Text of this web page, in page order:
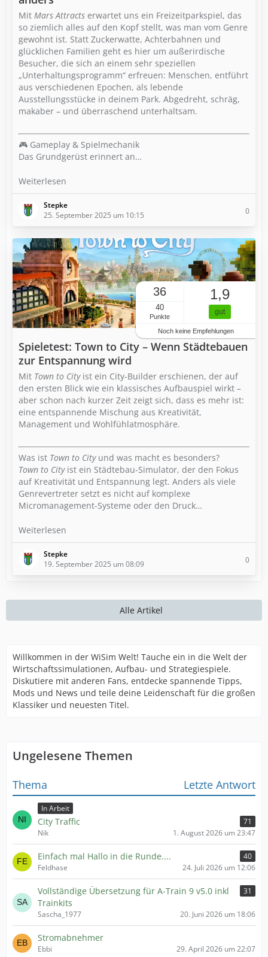
Mit Mars Attracts erwartet uns ein Freizeitparkspiel, das
so ziemlich alles auf den Kopf stellt, was man vom Genre
gewohnt ist. Statt Zuckerwatte, Achterbahnen und
glücklichen Familien geht es hier um außerirdische
Besucher, die sich an einem sehr speziellen
„Unterhaltungsprogramm“ erfreuen: Menschen, entführt
aus verschiedenen Epochen, als lebende
Ausstellungsstücke in deinem Park. Abgedreht, schräg,
makaber – und überraschend unterhaltsam.
🎮 Gameplay & Spielmechanik
Das Grundgerüst erinnert an…
Weiterlesen
Stepke
25. September 2025 um 10:15
0
36
40
Punkte
1,9
gut
Noch keine Empfehlungen
Spieletest: Town to City – Wenn Städtebauen
zur Entspannung wird
Mit Town to Cityist ein City-Builder erschienen, der auf
den ersten Blick wie ein klassisches Aufbauspiel wirkt –
aber schon nach kurzer Zeit zeigt sich, dass es mehr ist:
eine entspannende Mischung aus Kreativität,
Management und Wohlfühlatmosphäre.
Was ist Town to Cityund was macht es besonders?
Town to Cityist ein Städtebau-Simulator, der den Fokus
auf Kreativität und Entspannung legt. Anders als viele
Genrevertreter setzt es nicht auf komplexe
Micromanagement-Systeme oder den Druck…
Weiterlesen
Stepke
19. September 2025 um 08:09
0
Alle Artikel
Willkommen in der WiSim Welt! Tauche ein in die Welt der
Wirtschaftssimulationen, Aufbau- und Strategiespiele.
Diskutiere mit anderen Fans, entdecke spannende Tipps,
Mods und News und teile deine Leidenschaft für die großen
Klassiker und neuesten Titel.
Ungelesene Themen
Thema Letzte Antwort
In Arbeit
City Traffic
71
Nik
1. August 2026 um 23:47
Einfach mal Hallo in die Runde....
40
Feldhase
24. Juli 2026 um 12:06
Vollständige Übersetzung für A-Train 9 v5.0 inkl
Trainkits
31
Sascha_1977 20. Juni 2026 um 18:06
Stromabnehmer
Ebbi 29. April 2026 um 22:07